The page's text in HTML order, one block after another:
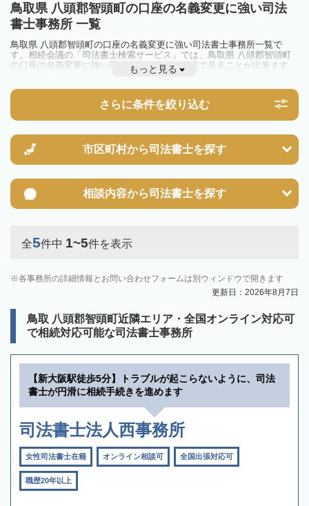
鳥取県 八頭郡智頭町の口座の名義変更に強い司法
書士事務所 一覧
鳥取県 八頭郡智頭町の口座の名義変更に強い司法書士事務所一覧で
す。相続会議の「司法書士検索サービス」では、鳥取県 八頭郡智頭町
の口座の名義変更に強い司法書士事務所を一覧で見ることが出来ます。
相続のトラブルやお悩みを抱えている方は一度近隣の司法書士に相談し
もっと見る
さらに条件を絞り込む
市区町村から司法書士を探す
相談内容から司法書士を探す
全5件中 1~5件を表示
各事務所の詳細情報とお問い合わせフォームは別ウィンドウで開きます
更新日：2026年8月7日
鳥取 八頭郡智頭町近隣エリア・全国オンライン対応可
で相続対応可能な司法書士事務所
【新大阪駅徒歩5分】トラブルが起こらないように、司法
書士が円滑に相続手続きを進めます
司法書士法人西事務所
女性司法書士在籍 オンライン相談可 全国出張対応可
職歴20年以上